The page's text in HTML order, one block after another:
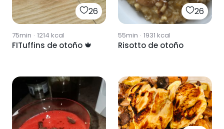
26
75min · 1214 kcal
FITuffins de otoño 🍁
26
55min · 1931 kcal
Risotto de otoño